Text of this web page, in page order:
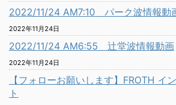
2022/11/24 AM7:10 パーク波情報動
2022年11月24日
2022/11/24 AM6:55 辻堂波情報動画
2022年11月24日
【フォローお願いします】FROTH イ
ト